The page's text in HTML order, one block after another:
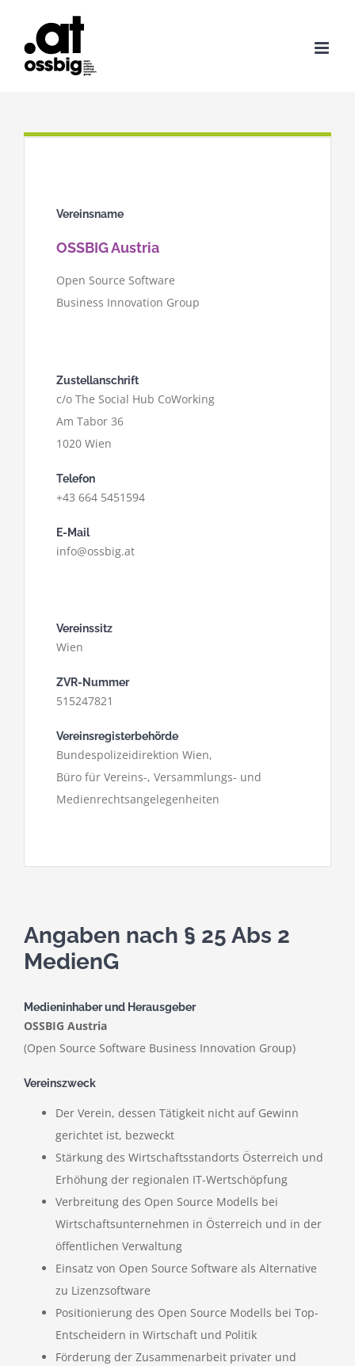
springen
Vereinsname
OSSBIG Austria
Open Source Software
Business Innovation Group
Zustellanschrift
c/o The Social Hub CoWorking
Am Tabor 36
1020 Wien
Telefon
+43 664 5451594
E-Mail
info@ossbig.at
Vereinssitz
Wien
ZVR-Nummer
515247821
Vereinsregisterbehörde
Bundespolizeidirektion Wien,
Büro für Vereins-, Versammlungs- und
Medienrechtsangelegenheiten
Angaben nach § 25 Abs 2
MedienG
Medieninhaber und Herausgeber
OSSBIG Austria
(Open Source Software Business Innovation Group)
Vereinszweck
Der Verein, dessen Tätigkeit nicht auf Gewinn
gerichtet ist, bezweckt
Stärkung des Wirtschaftsstandorts Österreich und
Erhöhung der regionalen IT-Wertschöpfung
Verbreitung des Open Source Modells bei
Wirtschaftsunternehmen in Österreich und in der
öffentlichen Verwaltung
Einsatz von Open Source Software als Alternative
zu Lizenzsoftware
Positionierung des Open Source Modells bei Top-
Entscheidern in Wirtschaft und Politik
Förderung der Zusammenarbeit privater und